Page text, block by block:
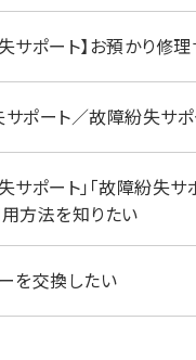
サポート】お預かり修
ポート／故障紛失サ
サポート」「故障紛
方法を知りたい
を交換したい